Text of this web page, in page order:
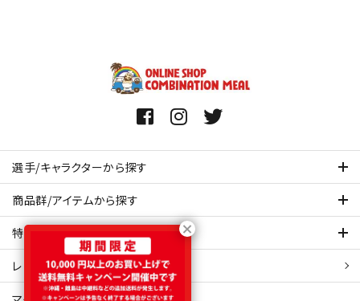
選手/キャラクターから探す
商品群/アイテムから探す
特集ページを見てみる
レビュー・口コミ 一覧ページ